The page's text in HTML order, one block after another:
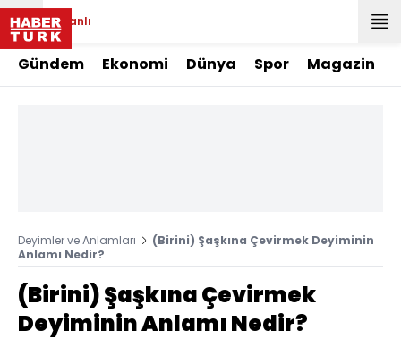
Canlı
Gündem Ekonomi Dünya Spor Magazin
Deyimler ve Anlamları
(Birini) Şaşkına Çevirmek Deyiminin
Anlamı Nedir?
(Birini) Şaşkına Çevirmek
Deyiminin Anlamı Nedir?